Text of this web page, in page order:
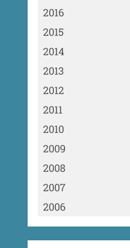
2016
2015
2014
2013
2012
2011
2010
2009
2008
2007
2006